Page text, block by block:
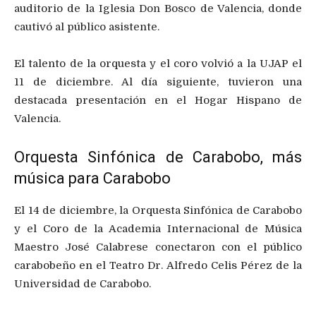
auditorio de la Iglesia Don Bosco de Valencia, donde
cautivó al público asistente.
El talento de la orquesta y el coro volvió a la UJAP el
11 de diciembre. Al día siguiente, tuvieron una
destacada presentación en el Hogar Hispano de
Valencia.
Orquesta Sinfónica de Carabobo, más
música para Carabobo
El 14 de diciembre, la Orquesta Sinfónica de Carabobo
y el Coro de la Academia Internacional de Música
Maestro José Calabrese conectaron con el público
carabobeño en el Teatro Dr. Alfredo Celis Pérez de la
Universidad de Carabobo.